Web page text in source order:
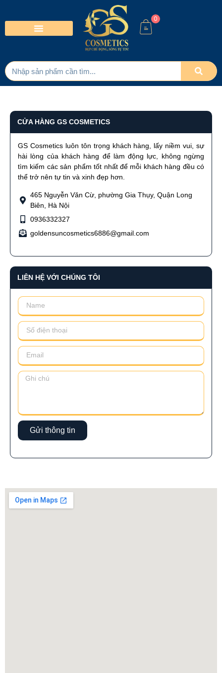
0
CỬA HÀNG GS COSMETICS​
GS Cosmetics luôn tôn trọng khách hàng, lấy niềm vui, sự
hài lòng của khách hàng để làm động lực, không ngừng
tìm kiếm các sản phẩm tốt nhất để mỗi khách hàng đều có
thể trở nên tự tin và xinh đẹp hơn.
465 Nguyễn Văn Cừ, phường Gia Thụy, Quận Long
Biên, Hà Nội
0936332327
goldensuncosmetics6886@gmail.com
LIÊN HỆ VỚI CHÚNG TÔI
Gửi thông tin